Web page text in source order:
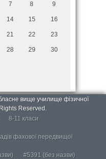
7 8 9
14 15 16
21 22 23
28 29 30
вище училище фізичної
Reserved.
8-11 класи
фахової передвищої
#5391 (без назви)